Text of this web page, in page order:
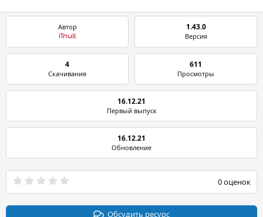
Автор
iTnull
1.43.0
Версия
4
Скачивания
611
Просмотры
16.12.21
Первый выпуск
16.12.21
Обновление
0
0
0 оценок
Обсудить ресурс